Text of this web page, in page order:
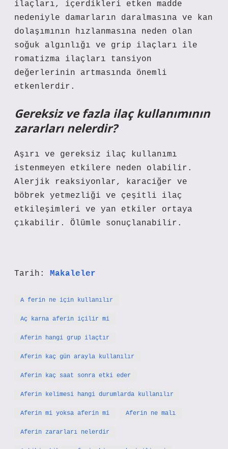
ilaçları, içerdikleri etken madde
nedeniyle damarların daralmasına ve kan
dolaşımının hızlanmasına neden olan
soğuk algınlığı ve grip ilaçları ile
romatizma ilaçları tansiyon
değerlerinin artmasında önemli
etkenlerdir.
Gereksiz ve fazla ilaç kullanımının
zararları nelerdir?
Aşırı ve gereksiz ilaç kullanımı
istenmeyen etkilere neden olabilir.
Alerjik reaksiyonlar, karaciğer ve
böbrek yetmezliği ve çeşitli ilaç
etkileşimleri ve yan etkiler ortaya
çıkabilir. Ölümle sonuçlanabilir.
Tarih: Makaleler
A ferin ne için kullanılır
Aç karna aferin içilir mi
Aferin hangi grup ilaçtır
Aferin kaç gün arayla kullanılır
Aferin kaç saat sonra etki eder
Aferin kelimesi hangi durumlarda kullanılır
Aferin mi yoksa aferin mi Aferin ne malı
Aferin zararları nelerdir